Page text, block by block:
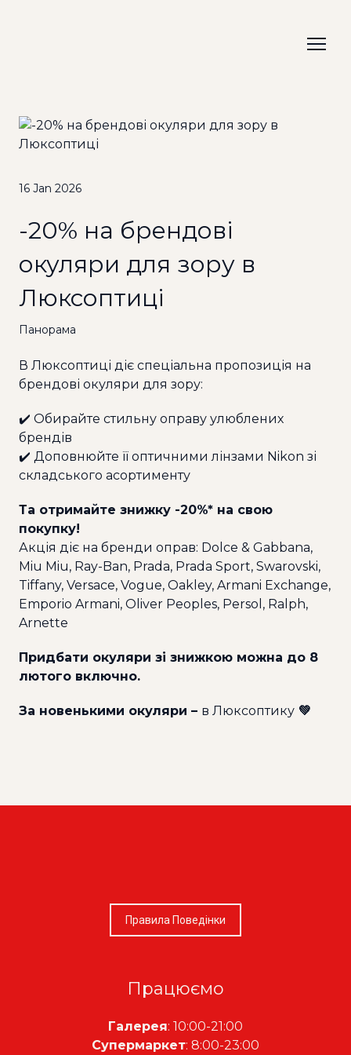
16 Jan 2026
-20% на брендові
окуляри для зору в
Люксоптиці
Панорама
В Люксоптиці діє спеціальна пропозиція на
брендові окуляри для зору:
✔️ Обирайте стильну оправу улюблених
брендів
✔️ Доповнюйте її оптичними лінзами Nikon зі
складського асортименту
Та отримайте знижку -20%* на свою
покупку!
Акція діє на бренди оправ: Dolce & Gabbana,
Miu Miu, Ray-Ban, Prada, Prada Sport, Swarovski,
Tiffany, Versace, Vogue, Oakley, Armani Exchange,
Emporio Armani, Oliver Peoples, Persol, Ralph,
Arnette
Придбати окуляри зі знижкою можна до 8
лютого включно.
За новенькими окуляри – в Люксоптику 💚
Правила Поведінки
Працюємо
Галерея: 10:00-21:00
Супермаркет: 8:00-23:00